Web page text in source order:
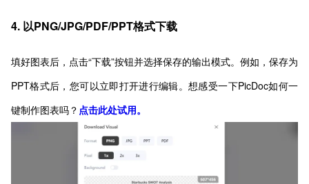
4. 以PNG/JPG/PDF/PPT格式下载
填好图表后，点击“下载”按钮并选择保存的输出模式。例如，保存为
PPT格式后，您可以立即打开进行编辑。想感受一下PicDoc如何一
键制作图表吗？ 点击此处试用。